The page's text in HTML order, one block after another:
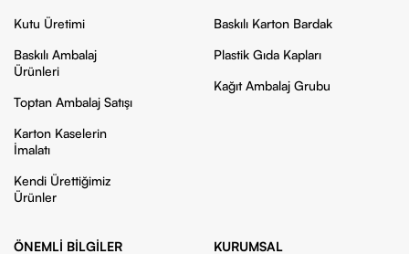
Kutu Üretimi
Baskılı Ambalaj
Ürünleri
Toptan Ambalaj Satışı
Karton Kaselerin
İmalatı
Kendi Ürettiğimiz
Ürünler
Baskılı Karton Bardak
Plastik Gıda Kapları
Kağıt Ambalaj Grubu
ÖNEMLI BILGILER KURUMSAL